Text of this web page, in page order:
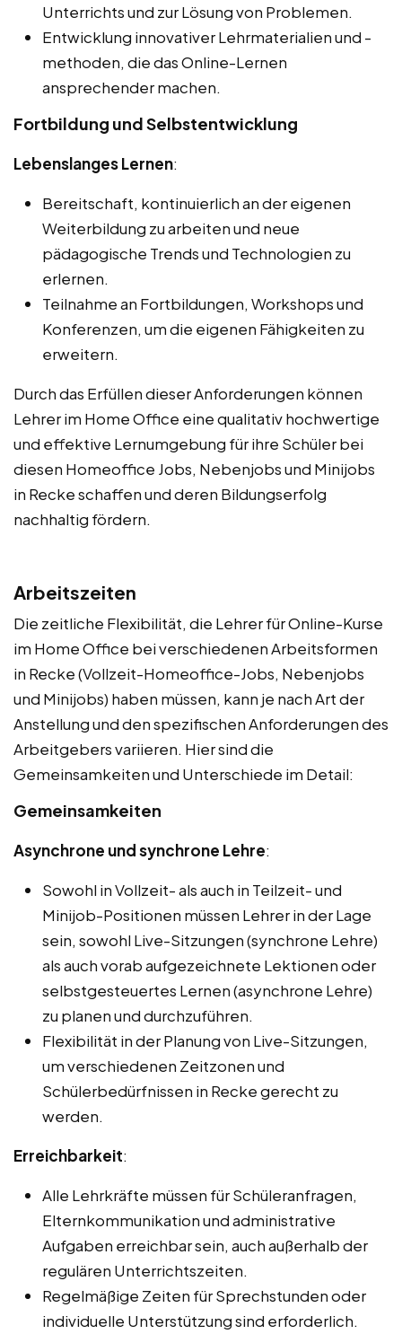
Unterrichts und zur Lösung von Problemen.
Entwicklung innovativer Lehrmaterialien und -
methoden, die das Online-Lernen
ansprechender machen.
Fortbildung und Selbstentwicklung
Lebenslanges Lernen:
Bereitschaft, kontinuierlich an der eigenen
Weiterbildung zu arbeiten und neue
pädagogische Trends und Technologien zu
erlernen.
Teilnahme an Fortbildungen, Workshops und
Konferenzen, um die eigenen Fähigkeiten zu
erweitern.
Durch das Erfüllen dieser Anforderungen können
Lehrer im Home Office eine qualitativ hochwertige
und effektive Lernumgebung für ihre Schüler bei
diesen Homeoffice Jobs, Nebenjobs und Minijobs
in Recke schaffen und deren Bildungserfolg
nachhaltig fördern.
Arbeitszeiten
Die zeitliche Flexibilität, die Lehrer für Online-Kurse
im Home Office bei verschiedenen Arbeitsformen
in Recke (Vollzeit-Homeoffice-Jobs, Nebenjobs
und Minijobs) haben müssen, kann je nach Art der
Anstellung und den spezifischen Anforderungen des
Arbeitgebers variieren. Hier sind die
Gemeinsamkeiten und Unterschiede im Detail:
Gemeinsamkeiten
Asynchrone und synchrone Lehre:
Sowohl in Vollzeit- als auch in Teilzeit- und
Minijob-Positionen müssen Lehrer in der Lage
sein, sowohl Live-Sitzungen (synchrone Lehre)
als auch vorab aufgezeichnete Lektionen oder
selbstgesteuertes Lernen (asynchrone Lehre)
zu planen und durchzuführen.
Flexibilität in der Planung von Live-Sitzungen,
um verschiedenen Zeitzonen und
Schülerbedürfnissen in Recke gerecht zu
werden.
Erreichbarkeit:
Alle Lehrkräfte müssen für Schüleranfragen,
Elternkommunikation und administrative
Aufgaben erreichbar sein, auch außerhalb der
regulären Unterrichtszeiten.
Regelmäßige Zeiten für Sprechstunden oder
individuelle Unterstützung sind erforderlich.